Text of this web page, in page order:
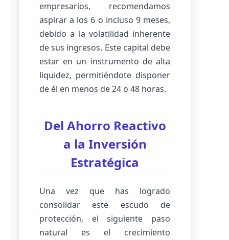
empresarios, recomendamos
aspirar a los 6 o incluso 9 meses,
debido a la volatilidad inherente
de sus ingresos. Este capital debe
estar en un instrumento de alta
liquidez, permitiéndote disponer
de él en menos de 24 o 48 horas.
Del Ahorro Reactivo
a la Inversión
Estratégica
Una vez que has logrado
consolidar este escudo de
protección, el siguiente paso
natural es el crecimiento